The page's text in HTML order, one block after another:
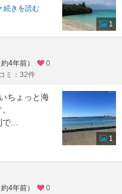
続きを読む
1
4年前）
0
ミ：32件
ちょっと海
で...
1
4年前）
0